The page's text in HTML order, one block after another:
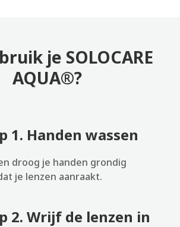
je SOLOCARE
AQUA®?
1. Handen wassen
droog je handen grondig
je lenzen aanraakt.
2. Wrijf de lenzen in